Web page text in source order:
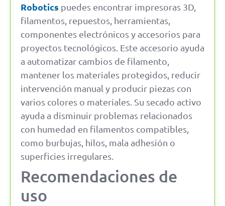
Robotics puedes encontrar impresoras 3D,
filamentos, repuestos, herramientas,
componentes electrónicos y accesorios para
proyectos tecnológicos. Este accesorio ayuda
a automatizar cambios de filamento,
mantener los materiales protegidos, reducir
intervención manual y producir piezas con
varios colores o materiales. Su secado activo
ayuda a disminuir problemas relacionados
con humedad en filamentos compatibles,
como burbujas, hilos, mala adhesión o
superficies irregulares.
Recomendaciones de
uso